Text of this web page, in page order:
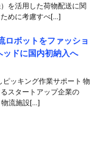
を活用した荷物配送に関
めに考慮すべ[…]
ロボットをファッショ
ッドに国内初納入へ
ッキング作業サポート 物
スタートアップ企業の
物流施設[…]